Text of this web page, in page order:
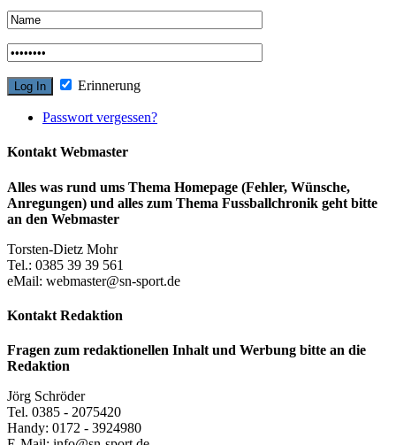
Erinnerung
Passwort vergessen?
Kontakt Webmaster
Alles was rund ums Thema Homepage (Fehler, Wünsche,
Anregungen) und alles zum Thema Fussballchronik geht bitte
an den Webmaster
Torsten-Dietz Mohr
Tel.: 0385 39 39 561
eMail: webmaster@sn-sport.de
Kontakt Redaktion
Fragen zum redaktionellen Inhalt und Werbung bitte an die
Redaktion
Jörg Schröder
Tel. 0385 - 2075420
Handy: 0172 - 3924980